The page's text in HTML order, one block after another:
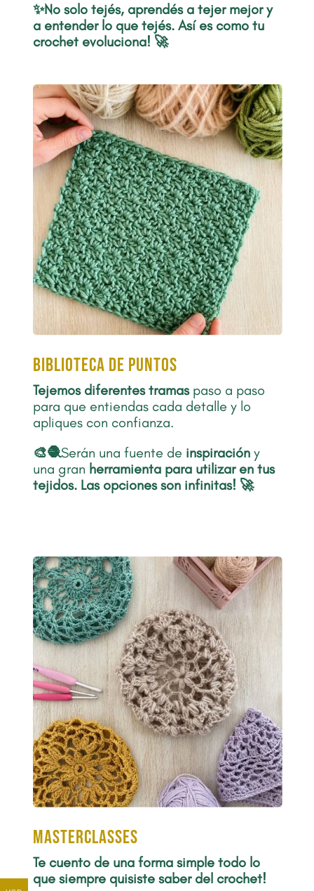
✨No solo tejés, aprendés a tejer mejor y
a entender lo que tejés. Así es comotu
crochet evoluciona! 🚀
biblioteca de puntos
Tejemos diferentes tramas paso a paso
para que entiendas cada detalle y lo
apliques con confianza.
🎨🧶Serán una fuente de inspiracióny
una gran herramienta para utilizar en tus
tejidos. Las opciones son infinitas! 🚀
Masterclasses
Te cuento de una forma simple todo lo
que siempre quisiste saber del crochet!